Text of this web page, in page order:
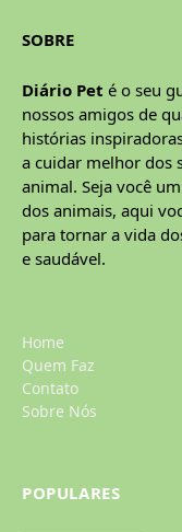
SOBRE
Diário Pet é o seu
nossos amigos de
histórias
a cuidar melhor dos
animal. Seja você
dos animais, aqui
para tornar a vida
e saudável.
Home
Quem Faz
Contato
Sobre Nós
POPULARES